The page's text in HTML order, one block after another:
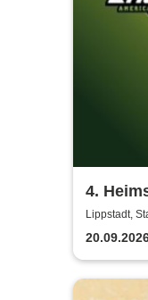
4.
Lippstadt,